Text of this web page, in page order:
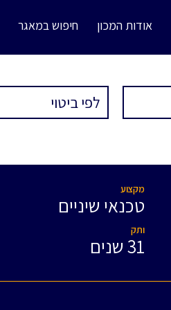
אודות המכון חיפוש במאגר
מקצוע
טכנאי שיניים
ותק
31 שנים